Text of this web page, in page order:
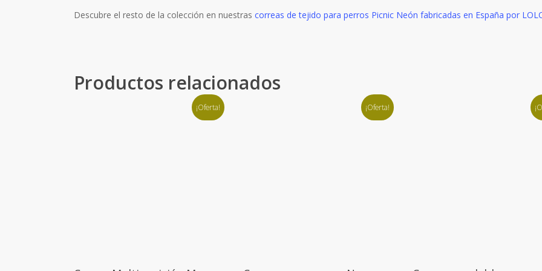
Descubre el resto de la colección en nuestras correas de tejido para perros Picnic Neón fabricadas en España por
Productos relacionados
¡Oferta!
Añadir Al Carrito
¡Oferta!
Ver Producto